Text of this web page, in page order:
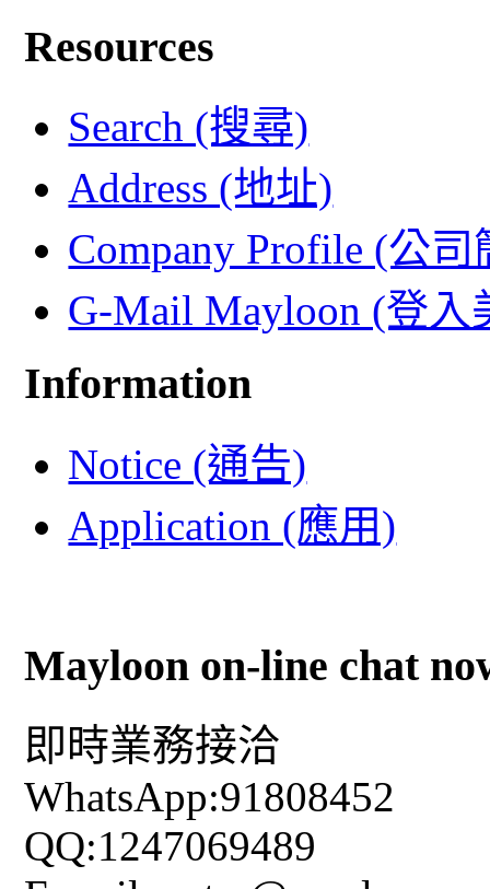
Resources
Search (搜尋)
Address (地址)
Company Profile (公司
G-Mail Mayloon (登入
Information
Notice (通告)
Application (應用)
Mayloon on-line chat
即時業務接洽
WhatsApp:91808452
QQ:1247069489